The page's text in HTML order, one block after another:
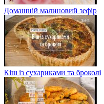
Домашній малиновий зефір
Кіш із сухариками та броколі